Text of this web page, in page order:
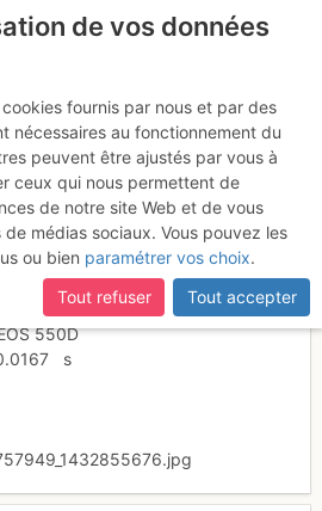
accessibles, manquantes ou
vous puis reconnectez-vous à votre
soleil sur
Dorés
20:06
collaboratif (CC by-sa)
paysages
550D
s
de vos données
fournis par nous et par des
nécessaires au fonctionnement du
peuvent être ajustés par vous à
ceux qui nous permettent de
de notre site Web et de vous
médias sociaux. Vous pouvez les
ou bien paramétrer vos choix.
Tout refuser
Tout accepter